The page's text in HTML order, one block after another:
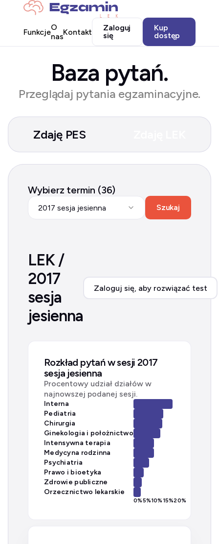
FunkcjeO
nasKontakt
Zaloguj
się
Kup
dostęp
Baza pytań.
Przeglądaj pytania egzaminacyjne.
Zdaję PES
Wybierz termin (36)
2017 sesja jesienna Szukaj
LEK /
2017
sesja
jesienna
Zaloguj się, aby rozwiązać test
Rozkład pytań w sesji 2017
sesja jesienna
Procentowy udział działów w
najnowszej podanej sesji.
Interna
Pediatria
Chirurgia
Ginekologia i położnictwo
Intensywna terapia
Medycyna rodzinna
Psychiatria
Prawo i bioetyka
Zdrowie publiczne
Orzecznictwo lekarskie
0%5%10%15%20%